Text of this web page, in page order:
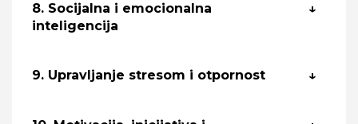
8. Socijalna i emocionalna
inteligencija
9. Upravljanje stresom i otpornost